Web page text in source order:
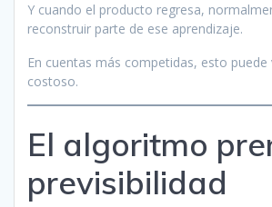
Y cuando el producto regresa,
reconstruir parte de ese aprendizaje.
En cuentas más competidas, esto
costoso.
El algoritmo
previsibilidad